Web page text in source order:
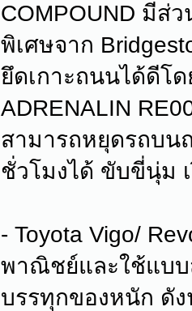
COMPOUND มีส่
พิเศษจาก
ยึดเกาะถนนได้ดีโ
ADRENALIN
สามารถหยุดรถบน
ชั่วโมงได้ ขับขี่นุ่ม
- Toyota Vigo/
พาณิชย์และใช้แบ
บรรทุกของหนัก ดัง